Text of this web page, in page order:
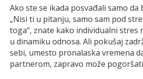
Ako ste se ikada posvađali samo
„Nisi ti u pitanju, samo sam pod
toga“, znate kako individualni stres
u dinamiku odnosa. Ali pokušaj
sebi, umesto pronalaska vremena
partnerom, zapravo može